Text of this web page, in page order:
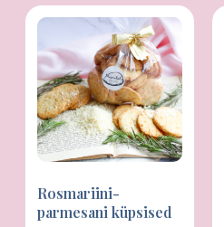
Rosmariini-
parmesani küpsised